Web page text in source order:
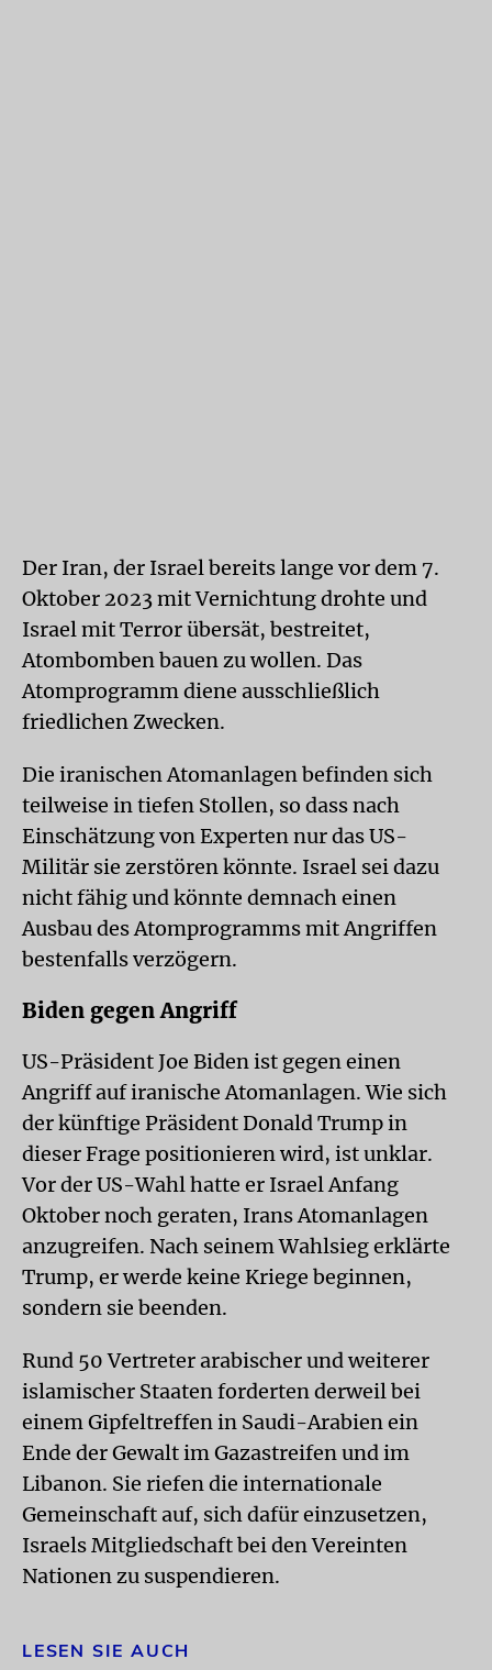
Der Iran, der Israel bereits lange vor dem 7.
Oktober 2023 mit Vernichtung drohte und
Israel mit Terror übersät, bestreitet,
Atombomben bauen zu wollen. Das
Atomprogramm diene ausschließlich
friedlichen Zwecken.
Die iranischen Atomanlagen befinden sich
teilweise in tiefen Stollen, so dass nach
Einschätzung von Experten nur das US-
Militär sie zerstören könnte. Israel sei dazu
nicht fähig und könnte demnach einen
Ausbau des Atomprogramms mit Angriffen
bestenfalls verzögern.
Biden gegen Angriff
US-Präsident Joe Biden ist gegen einen
Angriff auf iranische Atomanlagen. Wie sich
der künftige Präsident Donald Trump in
dieser Frage positionieren wird, ist unklar.
Vor der US-Wahl hatte er Israel Anfang
Oktober noch geraten, Irans Atomanlagen
anzugreifen. Nach seinem Wahlsieg erklärte
Trump, er werde keine Kriege beginnen,
sondern sie beenden.
Rund 50 Vertreter arabischer und weiterer
islamischer Staaten forderten derweil bei
einem Gipfeltreffen in Saudi-Arabien ein
Ende der Gewalt im Gazastreifen und im
Libanon. Sie riefen die internationale
Gemeinschaft auf, sich dafür einzusetzen,
Israels Mitgliedschaft bei den Vereinten
Nationen zu suspendieren.
LESEN SIE AUCH